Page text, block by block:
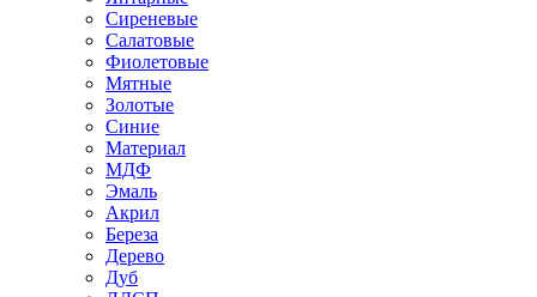
Сиреневые
Салатовые
Фиолетовые
Мятные
Золотые
Синие
Материал
МДФ
Эмаль
Акрил
Береза
Дерево
Дуб